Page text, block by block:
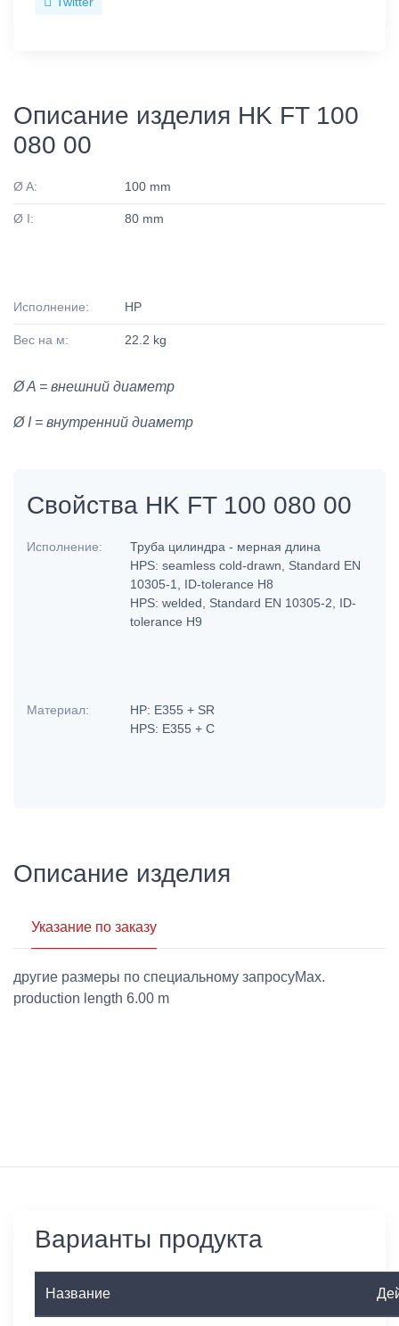
Описание изделия HK FT 100
080 00
Ø A: 100 mm
Ø I: 80 mm
Исполнение: HP
Вес на м: 22.2 kg
Ø A = внешний диаметр
Ø I = внутренний диаметр
Свойства HK FT 100 080 00
Исполнение:
Труба цилиндра - мерная длина
HPS: seamless cold-drawn, Standard EN
10305-1, ID-tolerance H8
HPS: welded, Standard EN 10305-2, ID-
tolerance H9
Материал:
HP: E355 + SR
HPS: E355 + C
Описание изделия
Указание по заказу
другие размеры по специальному запросуMax.
production length 6.00 m
Варианты продукта
Название